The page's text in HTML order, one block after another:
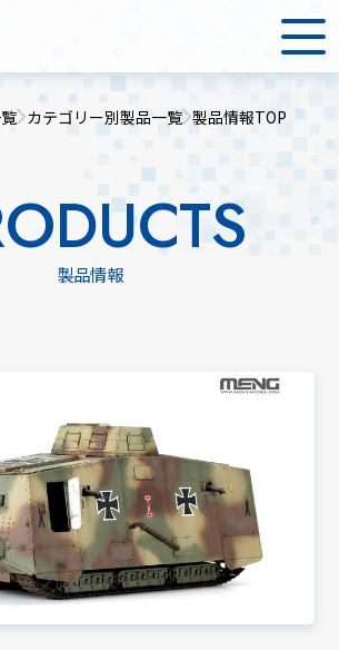
カテゴリー別製品一覧 製品情報TOP
製品情報